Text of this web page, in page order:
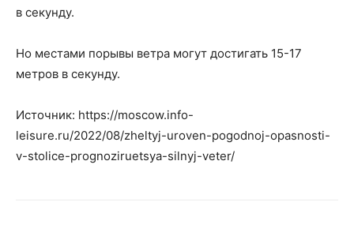
в секунду.
Но местами порывы ветра могут достигать 15-17
метров в секунду.
Источник: https://moscow.info-
leisure.ru/2022/08/zheltyj-uroven-pogodnoj-opasnosti-
v-stolice-prognoziruetsya-silnyj-veter/